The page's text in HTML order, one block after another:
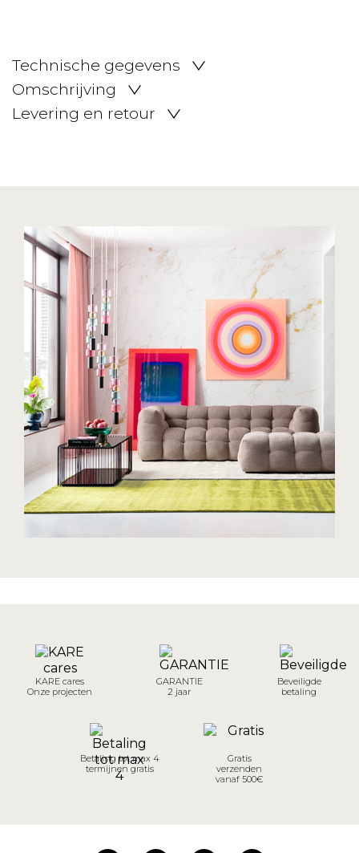
Technische gegevens
Omschrijving
Levering en retour
KARE cares
Onze projecten
GARANTIE
2 jaar
Beveiligde
betaling
Betaling tot max 4
termijnen gratis
Gratis
verzenden
vanaf 500€